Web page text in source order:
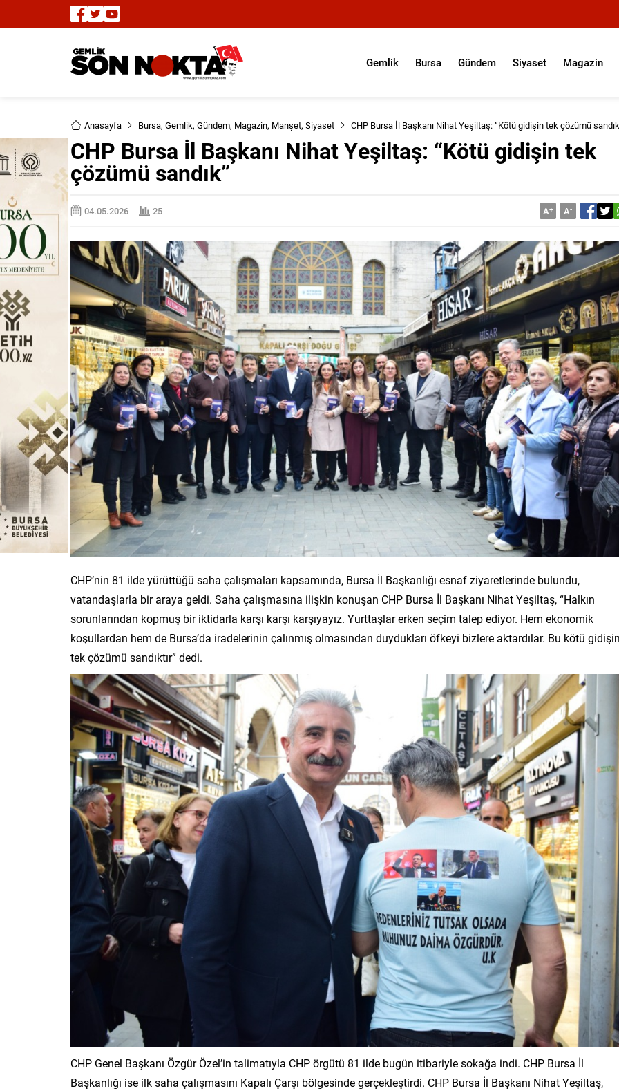
Gemlik Bursa Gündem Siyaset Magazin
Anasayfa Bursa, Gemlik, Gündem, Magazin, Manşet, Siyaset CHP Bursa İl Başkanı Nihat Yeşiltaş: “Kötü gidişin tek çözümü
CHP Bursa İl Başkanı Nihat Yeşiltaş: “Kötü gidişin tek
çözümü sandık”
04.05.2026 25 A+ A-
CHP’nin 81 ilde yürüttüğü saha çalışmaları kapsamında, Bursa İl Başkanlığı esnaf ziyaretlerinde bulundu,
vatandaşlarla bir araya geldi. Saha çalışmasına ilişkin konuşan CHP Bursa İl Başkanı Nihat Yeşiltaş, “Halkın
sorunlarından kopmuş bir iktidarla karşı karşı karşıyayız. Yurttaşlar erken seçim talep ediyor. Hem ekonomik
koşullardan hem de Bursa’da iradelerinin çalınmış olmasından duydukları öfkeyi bizlere aktardılar. Bu kötü
tek çözümü sandıktır” dedi.
CHP Genel Başkanı Özgür Özel’in talimatıyla CHP örgütü 81 ilde bugün itibariyle sokağa indi. CHP Bursa İl
Başkanlığı ise ilk saha çalışmasını Kapalı Çarşı bölgesinde gerçekleştirdi. CHP Bursa İl Başkanı Nihat Yeşiltaş,